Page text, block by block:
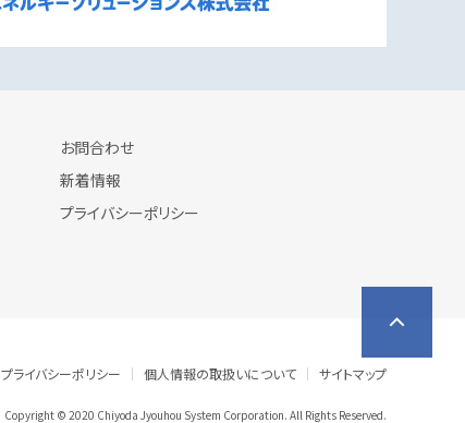
お問合わせ
新着情報
プライバシーポリシー
プライバシーポリシー 個人情報の取扱いについて サイトマップ
Copyright © 2020 Chiyoda Jyouhou System Corporation. All Rights Reserved.